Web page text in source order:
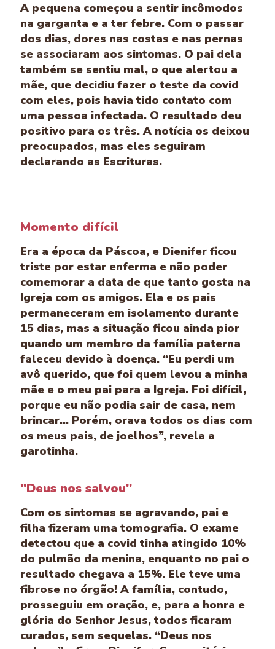
A pequena começou a sentir incômodos
na garganta e a ter febre. Com o passar
dos dias, dores nas costas e nas pernas
se associaram aos sintomas. O pai dela
também se sentiu mal, o que alertou a
mãe, que decidiu fazer o teste da covid
com eles, pois havia tido contato com
uma pessoa infectada. O resultado deu
positivo para os três. A notícia os deixou
preocupados, mas eles seguiram
declarando as Escrituras.
Momento difícil
Era a época da Páscoa, e Dienifer ficou
triste por estar enferma e não poder
comemorar a data de que tanto gosta na
Igreja com os amigos. Ela e os pais
permaneceram em isolamento durante
15 dias, mas a situação ficou ainda pior
quando um membro da família paterna
faleceu devido à doença. “Eu perdi um
avô querido, que foi quem levou a minha
mãe e o meu pai para a Igreja. Foi difícil,
porque eu não podia sair de casa, nem
brincar... Porém, orava todos os dias com
os meus pais, de joelhos”, revela a
garotinha.
"Deus nos salvou"
Com os sintomas se agravando, pai e
filha fizeram uma tomografia. O exame
detectou que a covid tinha atingido 10%
do pulmão da menina, enquanto no pai o
resultado chegava a 15%. Ele teve uma
fibrose no órgão! A família, contudo,
prosseguiu em oração, e, para a honra e
glória do Senhor Jesus, todos ficaram
curados, sem sequelas. “Deus nos